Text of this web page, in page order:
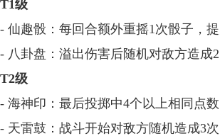
T1级
- 仙趣骰：每回合额外重摇1次骰子，
- 八卦盘：溢出伤害后随机对敌方造成
T2级
- 海神印：最后投掷中4个以上相同点
- 天雷鼓：战斗开始对敌方随机造成3